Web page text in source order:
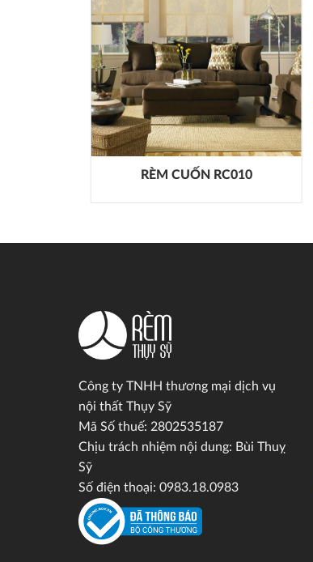
RÈM CUỐN RC010
Công ty TNHH thương mại dịch vụ
nội thất Thụy Sỹ
Mã Số thuế: 2802535187
Chịu trách nhiệm nội dung: Bùi Thuỵ
Sỹ
Số điện thoại: 0983.18.0983